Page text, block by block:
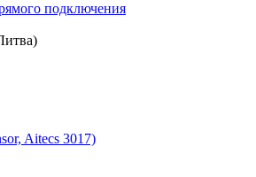
подключения
Aitecs 3017)